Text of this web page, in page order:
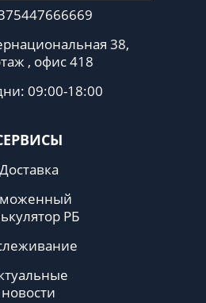
Доставка
РБ
новости
38,
, офис 418
09:00-18:00